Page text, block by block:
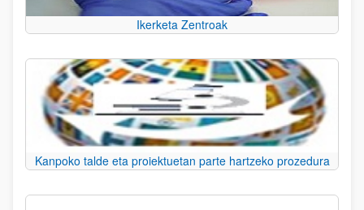
Ikerketa Zentroak
Kanpoko talde eta proiektuetan parte hartzeko prozedura